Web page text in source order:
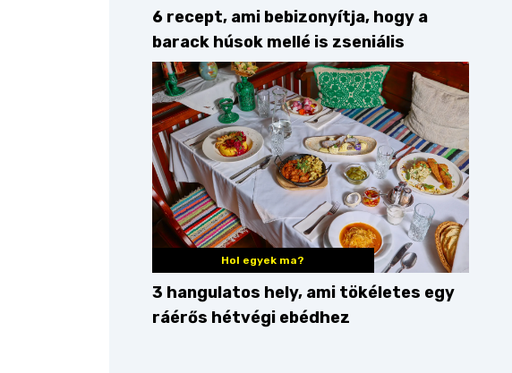
6 recept, ami bebizonyítja, hogy a
barack húsok mellé is zseniális
Hol egyek ma?
3 hangulatos hely, ami tökéletes egy
ráérős hétvégi ebédhez